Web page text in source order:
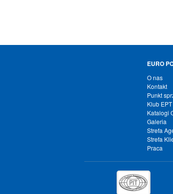
EURO
O nas
Kontakt
Punkt
Klub EPT
Katalogi
Galeria
Strefa
Strefa
Praca